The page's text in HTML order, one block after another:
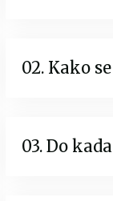
02. Kako
03. Do